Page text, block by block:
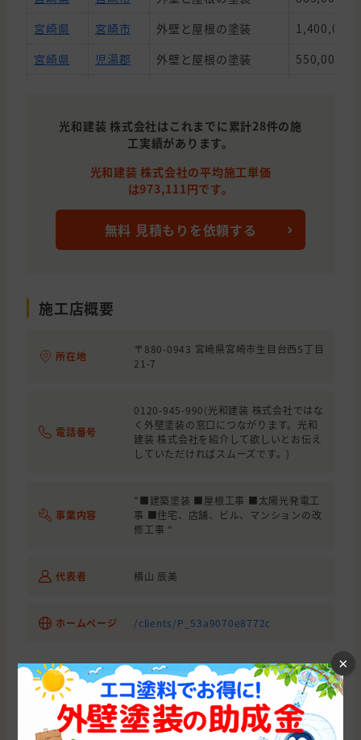
宮崎県
宮崎市 外壁と屋根の塗装
1,400,000
宮崎県
児湯郡 外壁と屋根の塗装
550,000円
宮崎県
宮崎市 外壁の塗装
1,000,000
日向市 外壁の塗装
宮崎市
宮崎県
宮崎市
1,000,000
宮崎県
1,710,000
宮崎県
宮崎市
宮崎県
宮崎県
東臼杵郡 外壁の塗装, 屋根の塗装
871,000円
外壁の塗装
宮崎県
宮崎市 外壁の塗装
820,000円
宮崎県
外壁の塗装, 屋根の塗装
光和建装 株式会社はこれまでに累計28件の施
工実績があります。
光和建装 株式会社の平均施工単価
は973,111円です。
無料 見積もりを依頼する
施工店概要
所在地
〒880-0943 宮崎県宮崎市生目台西5丁目
21-7
電話番号
0120-945-990(光和建装 株式会社ではな
く外壁塗装の窓口につながります。光和
建装 株式会社を紹介して欲しいとお伝え
していただければスムーズです。)
事業内容
"■建築塗装 ■屋根工事 ■太陽光発電工
事 ■住宅、店舗、ビル、マンションの改
修工事 "
代表者 横山 辰美
ホームページ /clients/P_53a9070e8772c
とりあえず、外壁塗装の適正価格診断から始
×